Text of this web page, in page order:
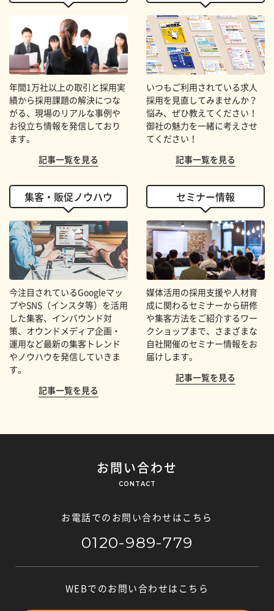
年間1万社以上の取引と採用実
績から採用課題の解決につな
がる、現場のリアルな事例や
お役立ち情報を発信しており
ます。
記事一覧を見る
いつもご利用されている求人
採用を見直してみませんか？
悩み、ぜひ教えてください！
御社の魅力を一緒に考えさせ
てください！
記事一覧を見る
集客・販促ノウハウ
今注目されているGoogleマッ
プやSNS（インスタ等）を活用
した集客、インバウンド対
策、オウンドメディア企画・
運用など最新の集客トレンド
やノウハウを発信していきま
す。
記事一覧を見る
セミナー情報
媒体活用の採用支援や人材育
成に関わるセミナーから研修
や集客方法をご紹介するワー
クショップまで、さまざまな
自社開催のセミナー情報をお
届けします。
記事一覧を見る
お問い合わせ
CONTACT
お電話でのお問い合わせはこちら
0120-989-779
WEBでのお問い合わせはこちら